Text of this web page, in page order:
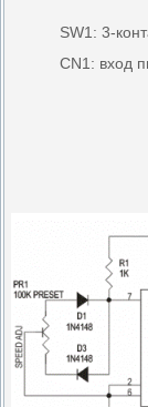
SW1: 3-
CN1: вход